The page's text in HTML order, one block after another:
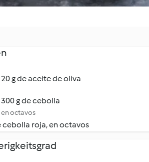
20 g de aceite de oliva
300 g de cebolla
en octavos
cebolla roja, en octavos